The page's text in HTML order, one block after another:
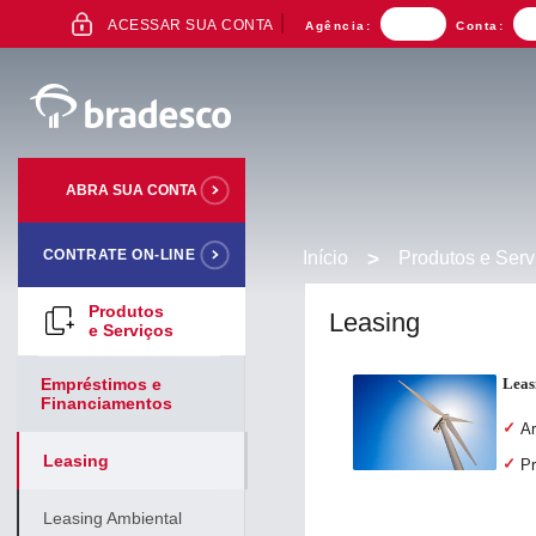
ABRA SUA CONTA
CONTRATE ON-LINE
Produtos
e Serviços
Empréstimos e
Financiamentos
Leasing
Leasing Ambiental
Mais buscados
Início > Produtos e
Leasing
ACESSO
AO
ACESSAR SUA CONTA Agência: Conta: